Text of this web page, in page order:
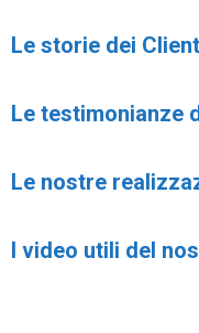
Le storie dei
Le testimonianze
Le nostre
I video utili del